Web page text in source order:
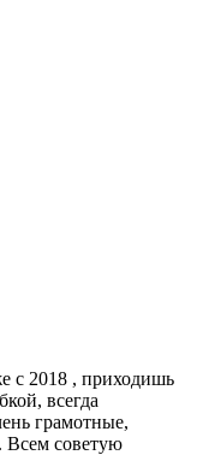
с 2018 , приходишь
всегда
грамотные,
Всем советую